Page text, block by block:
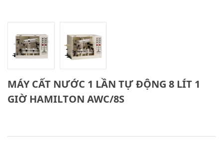
MÁY CẤT NƯỚC 1 LẦN TỰ ĐỘNG 8 LÍT 1
GIỜ HAMILTON AWC/8S